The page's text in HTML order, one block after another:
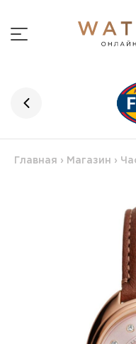
Главная › Магазин ›